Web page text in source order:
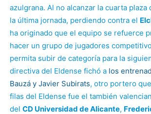
azulgrana. Al no alcanzar la cuarta plaza
la última jornada, perdiendo contra el
ha originado que el equipo se refuerce
hacer un grupo de jugadores
permita subir de categoría para la
directiva del Eldense fichó a los
Bauzá y Javier Subirats, otro portero
filas del Eldense fue el también
del CD Universidad de Alicante,